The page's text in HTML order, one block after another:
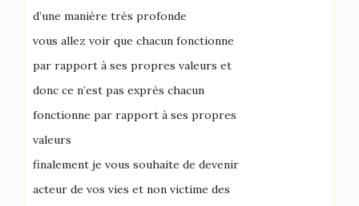
d’une manière très profonde
vous allez voir que chacun fonctionne
par rapport à ses propres valeurs et
donc ce n’est pas exprès chacun
fonctionne par rapport à ses propres
valeurs
finalement je vous souhaite de devenir
acteur de vos vies et non victime des